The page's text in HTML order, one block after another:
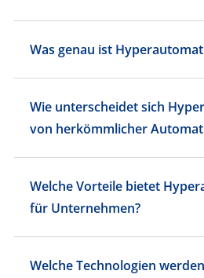
Was genau ist
Wie unterscheidet sich
von herkömmlicher
Welche Vorteile bietet
für Unternehmen?
Welche Technologien